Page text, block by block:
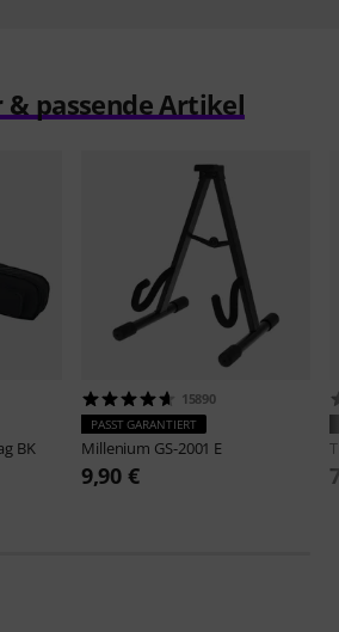
& passende Artikel
BK
15890
PASST GARANTIERT
Millenium GS-2001 E
9,90 €